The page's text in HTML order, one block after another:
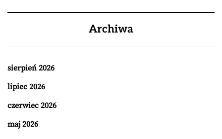
Archiwa
sierpień 2026
lipiec 2026
czerwiec 2026
maj 2026